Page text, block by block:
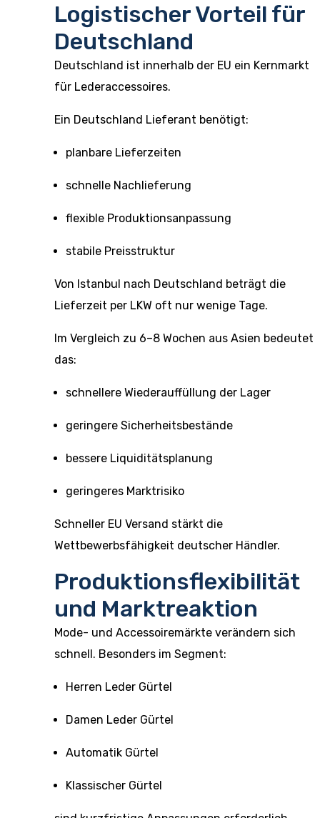
Logistischer Vorteil für
Deutschland
Deutschland ist innerhalb der EU ein Kernmarkt
für Lederaccessoires.
Ein Deutschland Lieferant benötigt:
planbare Lieferzeiten
schnelle Nachlieferung
flexible Produktionsanpassung
stabile Preisstruktur
Von Istanbul nach Deutschland beträgt die
Lieferzeit per LKW oft nur wenige Tage.
Im Vergleich zu 6–8 Wochen aus Asien bedeutet
das:
schnellere Wiederauffüllung der Lager
geringere Sicherheitsbestände
bessere Liquiditätsplanung
geringeres Marktrisiko
Schneller EU Versand stärkt die
Wettbewerbsfähigkeit deutscher Händler.
Produktionsflexibilität
und Marktreaktion
Mode- und Accessoiremärkte verändern sich
schnell. Besonders im Segment:
Herren Leder Gürtel
Damen Leder Gürtel
Automatik Gürtel
Klassischer Gürtel